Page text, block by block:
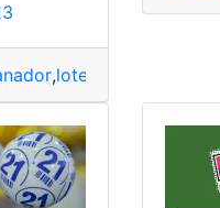
,loteria